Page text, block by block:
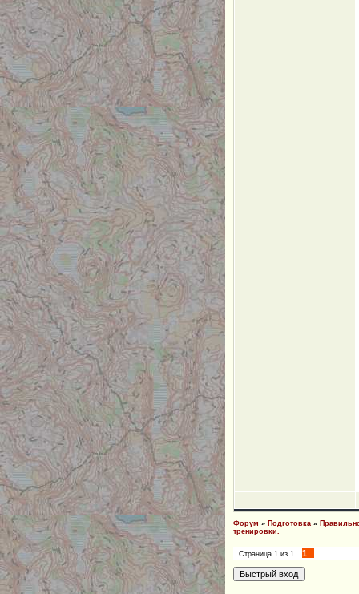
Форум » Подготовка »
тренировки.
Страница 1 из 1 1